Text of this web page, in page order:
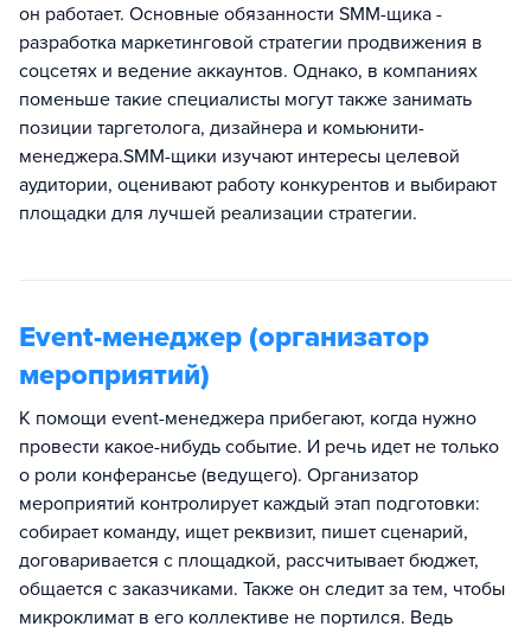
он работает. Основные обязанности SMM-щика -
разработка маркетинговой стратегии продвижения в
соцсетях и ведение аккаунтов. Однако, в компаниях
поменьше такие специалисты могут также занимать
позиции таргетолога, дизайнера и комьюнити-
менеджера.SMM-щики изучают интересы целевой
аудитории, оценивают работу конкурентов и выбирают
площадки для лучшей реализации стратегии.
Event-менеджер (организатор
мероприятий)
К помощи event-менеджера прибегают, когда нужно
провести какое-нибудь событие. И речь идет не только
о роли конферансье (ведущего). Организатор
мероприятий контролирует каждый этап подготовки:
собирает команду, ищет реквизит, пишет сценарий,
договаривается с площадкой, рассчитывает бюджет,
общается с заказчиками. Также он следит за тем, чтобы
микроклимат в его коллективе не портился. Ведь